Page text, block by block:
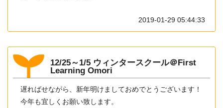
2019-01-29 05:44:33
12/25～1/5 ウィンタースクール＠First
Learning Omori
遅ればせながら、新年明けましておめでとうございます！
今年も宜しくお願い致します。